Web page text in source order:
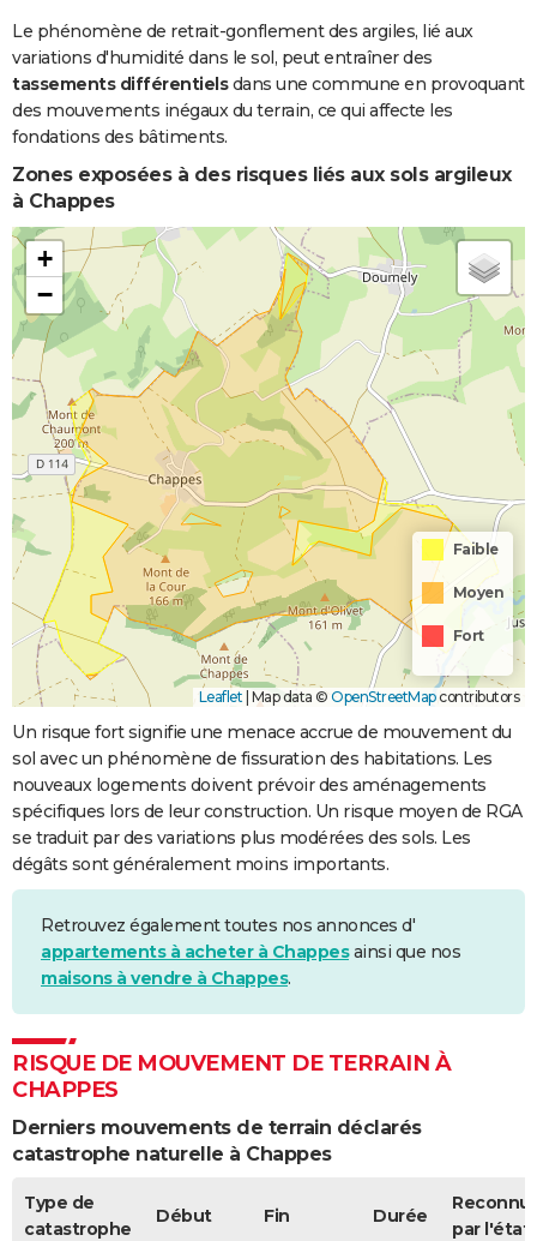
Boue
Le phénomène de retrait-gonflement des argiles, lié aux
variations d'humidité dans le sol, peut entraîner des
tassements différentielsdans une commune en provoquant
des mouvements inégaux du terrain, ce qui affecte les
fondations des bâtiments.
Zones exposées à des risques liés aux sols argileux
à Chappes
+
−
Faible
Moyen
Fort
Leaflet Map data © OpenStreetMapcontributors
Un risque fort signifie une menace accrue de mouvement du
sol avec un phénomène de fissuration des habitations. Les
nouveaux logements doivent prévoir des aménagements
spécifiques lors de leur construction. Un risque moyen de RGA
se traduit par des variations plus modérées des sols. Les
dégâts sont généralement moins importants.
Retrouvez également toutes nos annonces d'
appartements à acheter à Chappesainsi que nos
maisons à vendre à Chappes.
RISQUE DE MOUVEMENT DE TERRAIN À
CHAPPES
Derniers mouvements de terrain déclarés
catastrophe naturelle à Chappes
Type de
catastrophe
Début Fin Durée
par l'état